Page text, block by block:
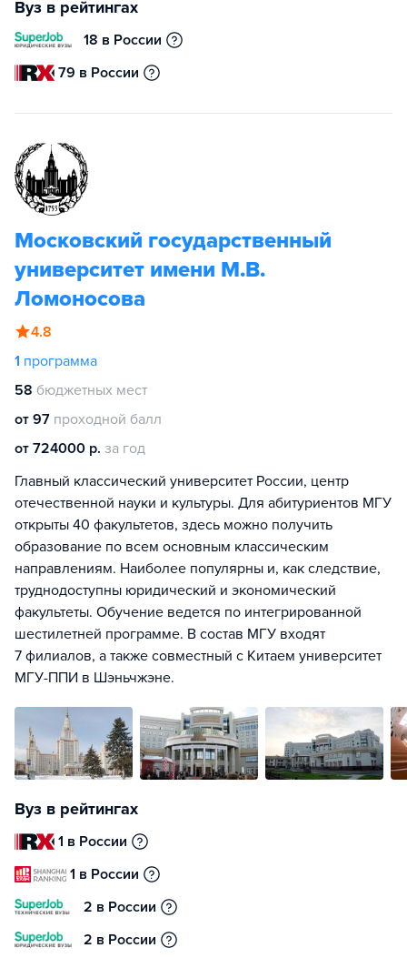
Вуз в рейтингах
18 в России
79 в России
Московский государственный
университет имени М.В.
Ломоносова
4.8
1 программа
58 бюджетных мест
от 97 проходной балл
от 724000 р. за год
Главный классический университет России, центр
отечественной науки и культуры. Для абитуриентов МГУ
открыты 40 факультетов, здесь можно получить
образование по всем основным классическим
направлениям. Наиболее популярны и, как следствие,
труднодоступны юридический и экономический
факультеты. Обучение ведется по интегрированной
шестилетней программе. В состав МГУ входят
7 филиалов, а также совместный с Китаем университет
МГУ-ППИ в Шэньчжэне.
Вуз в рейтингах
1 в России
1 в России
2 в России
2 в России